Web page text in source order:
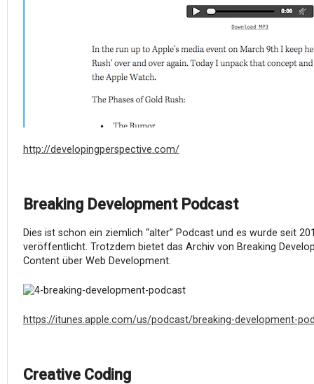
http://developingperspective.com/
Breaking Development Podcast
Dies ist schon ein ziemlich “alter” Podcast und es wurde seit
veröffentlicht. Trotzdem bietet das Archiv von Breaking
Content über Web Development.
https://itunes.apple.com/us/podcast/breaking-development-
Creative Coding